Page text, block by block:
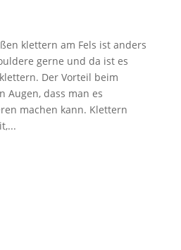
klettern am Fels ist anders
gerne und da ist es
Der Vorteil beim
Augen, dass man es
machen kann. Klettern